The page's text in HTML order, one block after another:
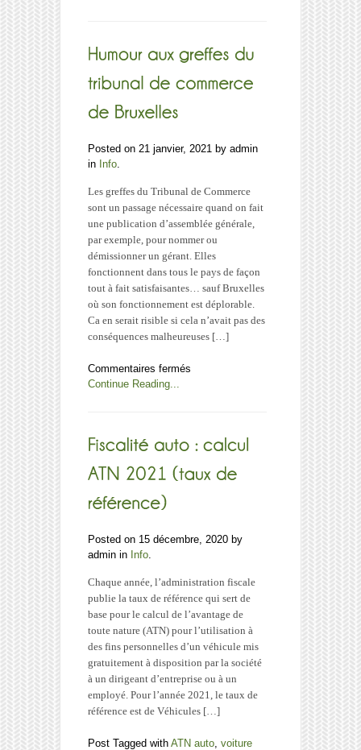
quelques
pour
capital
Posted on 21 janvier, 2021 by admin
in Info.
Les greffes du Tribunal de Commerce
sont un passage nécessaire quand on fait
une publication d’assemblée générale,
par exemple, pour nommer ou
démissionner un gérant. Elles
fonctionnent dans tous le pays de façon
tout à fait satisfaisantes… sauf Bruxelles
où son fonctionnement est déplorable.
Ca en serait risible si cela n’avait pas des
conséquences malheureuses […]
Commentaires fermés
tribunal
commerce
Continue Reading...
Posted on 15 décembre, 2020 by
admin in Info.
Chaque année, l’administration fiscale
publie la taux de référence qui sert de
base pour le calcul de l’avantage de
toute nature (ATN) pour l’utilisation à
des fins personnelles d’un véhicule mis
gratuitement à disposition par la société
à un dirigeant d’entreprise ou à un
employé. Pour l’année 2021, le taux de
référence est de Véhicules […]
Post Tagged with ATN auto, voiture